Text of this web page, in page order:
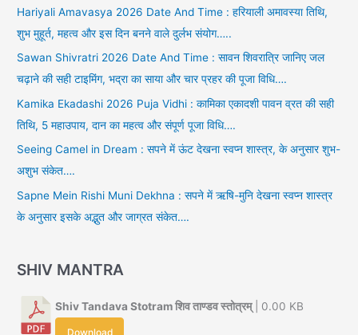
Hariyali Amavasya 2026 Date And Time : हरियाली अमावस्या तिथि,
शुभ मुहूर्त, महत्व और इस दिन बनने वाले दुर्लभ संयोग…..
Sawan Shivratri 2026 Date And Time : सावन शिवरात्रि जानिए जल
चढ़ाने की सही टाइमिंग, भद्रा का साया और चार प्रहर की पूजा विधि….
Kamika Ekadashi 2026 Puja Vidhi : कामिका एकादशी पावन व्रत की सही
तिथि, 5 महाउपाय, दान का महत्व और संपूर्ण पूजा विधि….
Seeing Camel in Dream : सपने में ऊंट देखना स्वप्न शास्त्र, के अनुसार शुभ-
अशुभ संकेत….
Sapne Mein Rishi Muni Dekhna : सपने में ऋषि-मुनि देखना स्वप्न शास्त्र
के अनुसार इसके अद्भुत और जाग्रत संकेत….
SHIV MANTRA
Shiv Tandava Stotram शिव ताण्डव स्तोत्रम्| 0.00 KB
Download